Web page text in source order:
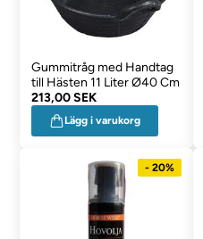
Gummitråg med Handtag
till Hästen 11 Liter Ø40 Cm
213,00 SEK
Lägg i varukorg
- 20%